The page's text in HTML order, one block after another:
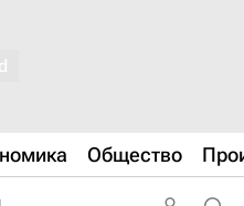
Общество